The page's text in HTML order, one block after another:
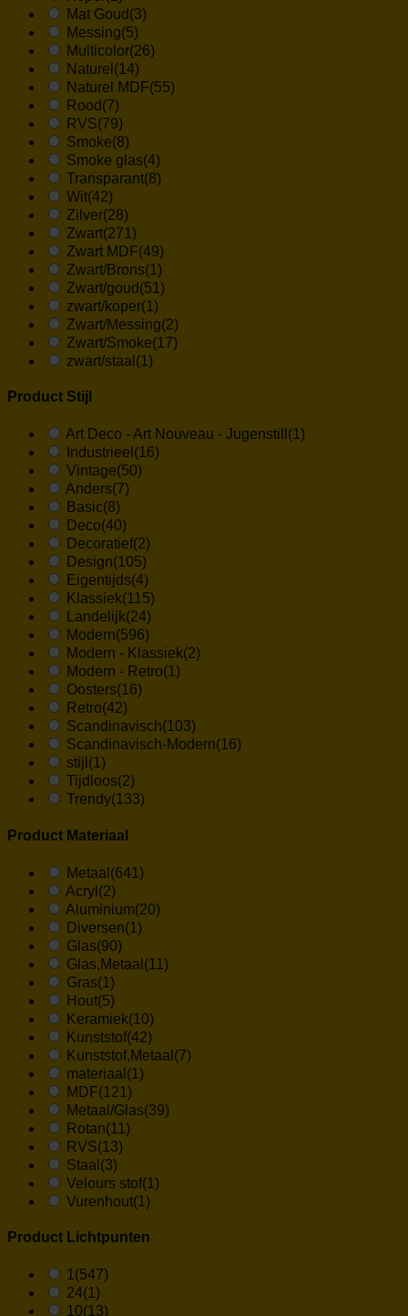
Mat Goud (3)
Messing(5)
Multicolor(26)
Naturel (14)
Naturel MDF(55)
Rood (7)
RVS(79)
Smoke(8)
Smoke glas(4)
Transparant(8)
Wit(42)
Zilver(28)
Zwart(271)
Zwart MDF(49)
Zwart/Brons(1)
Zwart/goud (51)
zwart/koper(1)
Zwart/Messing(2)
Zwart/Smoke(17)
zwart/staal (1)
Product Stijl
Art Deco - Art Nouveau - Jugenstill (1)
Industrieel (16)
Vintage(50)
Anders(7)
Basic(8)
Deco(40)
Decoratief(2)
Design(105)
Eigentijds(4)
Klassiek(115)
Landelijk(24)
Modern(596)
Modern - Klassiek(2)
Modern - Retro(1)
Oosters(16)
Retro(42)
Scandinavisch(103)
Scandinavisch-Modern(16)
stijl (1)
Tijdloos(2)
Trendy(133)
Product Materiaal
Metaal (641)
Acryl (2)
Aluminium(20)
Diversen(1)
Glas(90)
Glas,Metaal (11)
Gras(1)
Hout(5)
Keramiek(10)
Kunststof(42)
Kunststof,Metaal (7)
materiaal (1)
MDF(121)
Metaal/Glas(39)
Rotan(11)
RVS(13)
Staal (3)
Velours stof(1)
Vurenhout(1)
Product Lichtpunten
1 (547)
24(1)
10(13)